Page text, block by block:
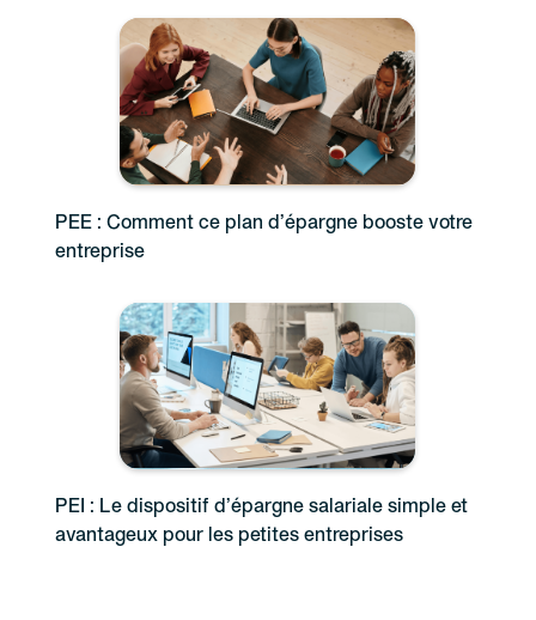
PEE : Comment ce plan d’épargne booste votre
entreprise
PEI : Le dispositif d’épargne salariale simple et
avantageux pour les petites entreprises